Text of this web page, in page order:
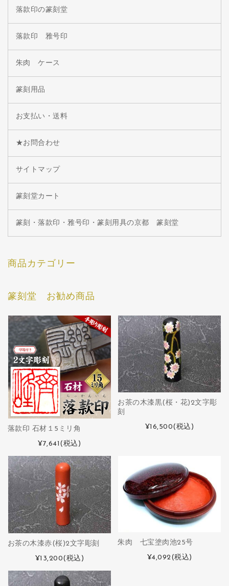
落款印の篆刻堂
落款印 雅号印
朱肉 ケース
篆刻用品
お支払い・送料
★お問合わせ
サイトマップ
篆刻堂カート
篆刻・落款印・雅号印・篆刻用具の京都 篆刻堂
商品カテゴリー
篆刻堂 お勧め商品
落款印 石材１5ミリ角
¥7,641 (税込)
お茶の木漆黒(桜・花)2文字彫
刻
¥16,500(税込)
お茶の木漆赤(桜)2文字彫刻
¥13,200(税込)
朱肉 七宝塗肉池25号
¥4,092(税込)